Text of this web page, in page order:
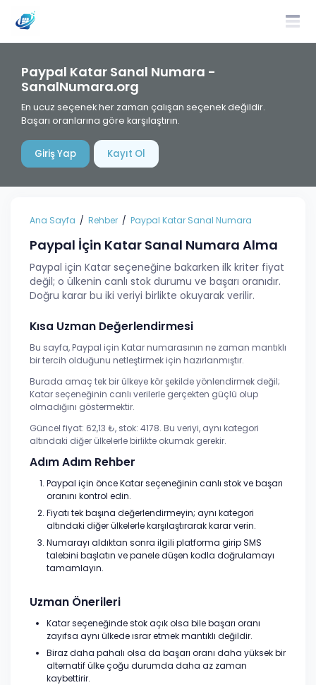
Paypal Katar Sanal Numara -
SanalNumara.org
En ucuz seçenek her zaman çalışan seçenek değildir.
Başarı oranlarına göre karşılaştırın.
Giriş Yap Kayıt Ol
Ana Sayfa Rehber Paypal Katar Sanal Numara
Paypal İçin Katar Sanal Numara Alma
Paypal için Katar seçeneğine bakarken ilk kriter fiyat
değil; o ülkenin canlı stok durumu ve başarı oranıdır.
Doğru karar bu iki veriyi birlikte okuyarak verilir.
Kısa Uzman Değerlendirmesi
Bu sayfa, Paypal için Katar numarasının ne zaman mantıklı
bir tercih olduğunu netleştirmek için hazırlanmıştır.
Burada amaç tek bir ülkeye kör şekilde yönlendirmek değil;
Katar seçeneğinin canlı verilerle gerçekten güçlü olup
olmadığını göstermektir.
Güncel fiyat: 62,13 ₺, stok: 4178. Bu veriyi, aynı kategori
altındaki diğer ülkelerle birlikte okumak gerekir.
Adım Adım Rehber
Paypal için önce Katar seçeneğinin canlı stok ve başarı
oranını kontrol edin.
Fiyatı tek başına değerlendirmeyin; aynı kategori
altındaki diğer ülkelerle karşılaştırarak karar verin.
Numarayı aldıktan sonra ilgili platforma girip SMS
talebini başlatın ve panele düşen kodla doğrulamayı
tamamlayın.
Uzman Önerileri
Katar seçeneğinde stok açık olsa bile başarı oranı
zayıfsa aynı ülkede ısrar etmek mantıklı değildir.
Biraz daha pahalı olsa da başarı oranı daha yüksek bir
alternatif ülke çoğu durumda daha az zaman
kaybettirir.